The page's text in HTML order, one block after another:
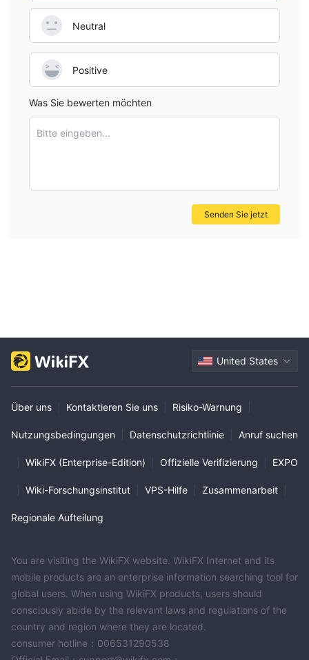
Neutral
Positive
Was Sie bewerten möchten
Bitte eingeben...
Senden Sie jetzt
United States
Über uns Kontaktieren Sie uns Risiko-Warnung
Nutzungsbedingungen Datenschutzrichtlinie Anruf suchen
WikiFX (Enterprise-Edition) Offizielle Verifizierung EXPO
Wiki-Forschungsinstitut VPS-Hilfe Zusammenarbeit
Regionale Aufteilung
You are visiting the WikiFX website. WikiFX Internet and its
mobile products are an enterprise information searching tool for
global users. When using WikiFX products, users should
consciously abide by the relevant laws and regulations of the
country and region where they are located.
consumer hotline：006531290538